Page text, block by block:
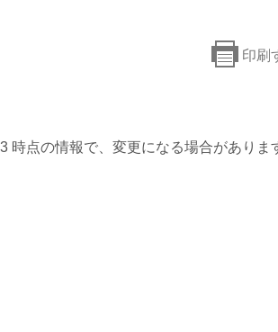
印刷
時点の情報で、変更になる場合がありま